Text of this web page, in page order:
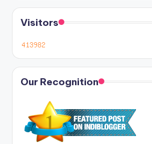
Visitors
Our Recognition